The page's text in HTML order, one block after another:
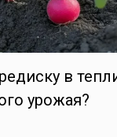
в
урожая?